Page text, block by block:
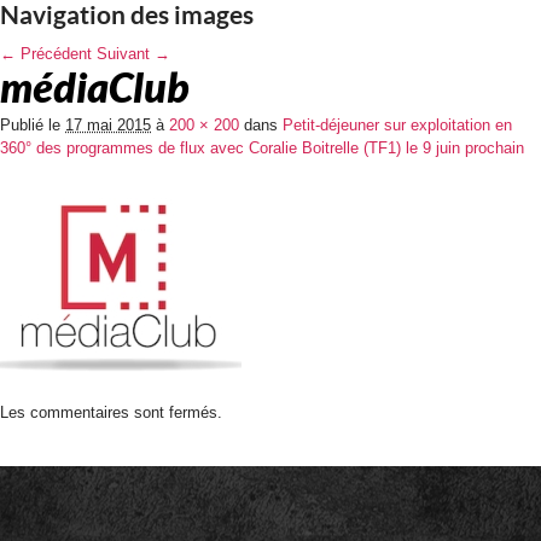
Navigation des images
← Précédent Suivant →
médiaClub
Publié le 17 mai 2015 à 200 × 200 dans Petit-déjeuner sur exploitation en
360° des programmes de flux avec Coralie Boitrelle (TF1) le 9 juin prochain
Les commentaires sont fermés.